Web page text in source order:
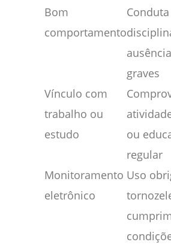
Bom
comportamento
Conduta
graves
Vínculo com
trabalho ou
estudo
ou
regular
Monitoramento
eletrônico
Uso